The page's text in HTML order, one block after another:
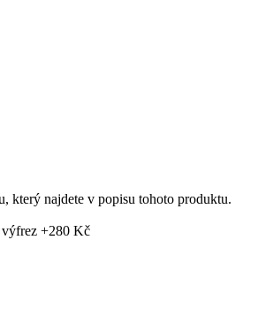
který najdete v popisu tohoto produktu.
+280 Kč